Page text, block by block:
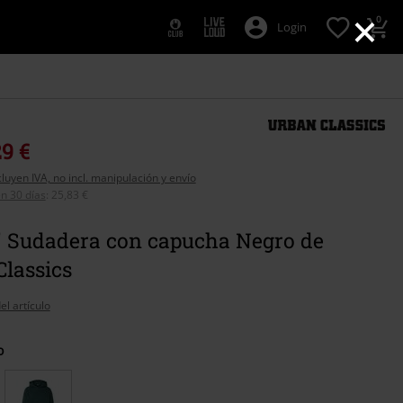
×
Login 0
€
IVA, no incl. manipulación y envío
30 días
25,83 €
con capucha Negro de
artículo